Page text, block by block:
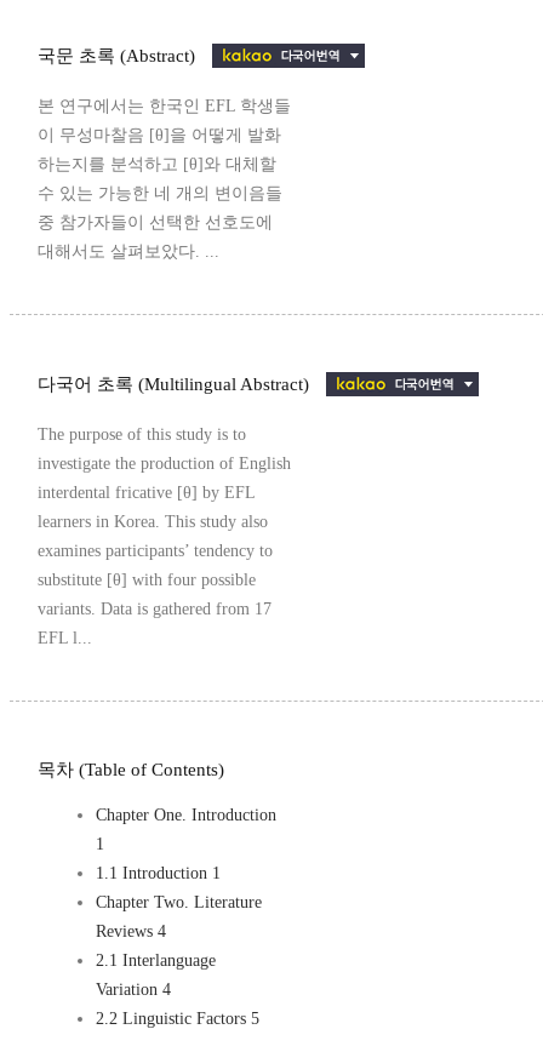
국문 초록 (Abstract)
본 연구에서는 한국인 EFL 학생들
이 무성마찰음 [θ]을 어떻게 발화
하는지를 분석하고 [θ]와 대체할
수 있는 가능한 네 개의 변이음들
중 참가자들이 선택한 선호도에
대해서도 살펴보았다. ...
다국어 초록 (Multilingual Abstract)
The purpose of this study is to
investigate the production of English
interdental fricative [θ] by EFL
learners in Korea. This study also
examines participants’ tendency to
substitute [θ] with four possible
variants. Data is gathered from 17
EFL l...
목차 (Table of Contents)
Chapter One. Introduction
1
1.1 Introduction 1
Chapter Two. Literature
Reviews 4
2.1 Interlanguage
Variation 4
2.2 Linguistic Factors 5